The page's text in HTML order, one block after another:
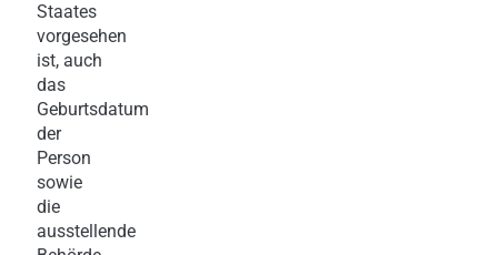
Staates
vorgesehen
ist, auch
das
Geburtsdatum
der
Person
sowie
die
ausstellende